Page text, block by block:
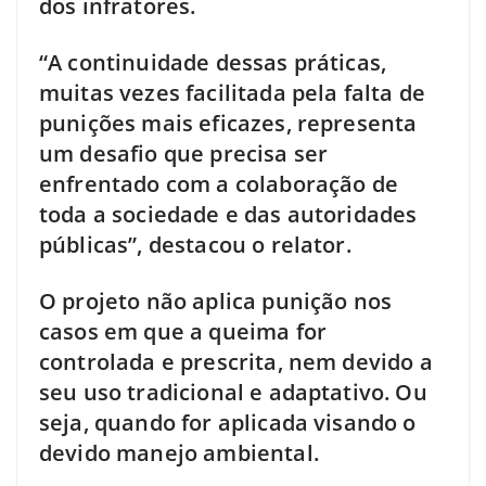
“A continuidade dessas práticas,
muitas vezes facilitada pela falta de
punições mais eficazes, representa
um desafio que precisa ser
enfrentado com a colaboração de
toda a sociedade e das autoridades
públicas”, destacou o relator.
O projeto não aplica punição nos
casos em que a queima for
controlada e prescrita, nem devido a
seu uso tradicional e adaptativo. Ou
seja, quando for aplicada visando o
devido manejo ambiental.